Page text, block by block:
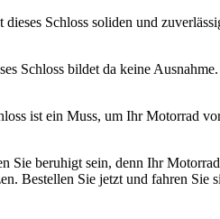
Schloss soliden und
Schloss bildet da keine
ist ein Muss, um Ihr Motorrad
beruhigt sein, denn Ihr
Bestellen Sie jetzt und fahren Sie